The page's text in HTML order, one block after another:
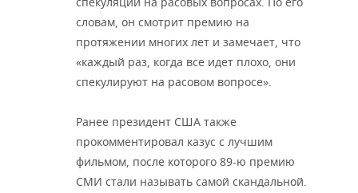
словам, он смотрит премию на
протяжении многих лет и замечает, что
«каждый раз, когда все идет плохо, они
спекулируют на расовом вопросе».
Ранее президент США также
прокомментировал казус с лучшим
фильмом, после которого 89-ю премию
СМИ стали называть самой скандальной.